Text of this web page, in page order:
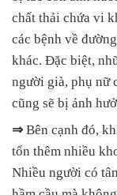
chất thải chứa vi
các bệnh về
khác. Đặc biệt,
người già, phụ nữ
cũng sẽ bị ảnh
⇒ Bên cạnh đó,
tốn thêm nhiều
Nhiều người có